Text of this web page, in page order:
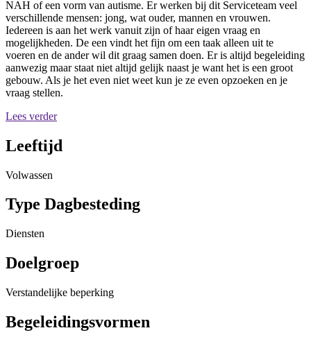
NAH of een vorm van autisme. Er werken bij dit Serviceteam veel
verschillende mensen: jong, wat ouder, mannen en vrouwen.
Iedereen is aan het werk vanuit zijn of haar eigen vraag en
mogelijkheden. De een vindt het fijn om een taak alleen uit te
voeren en de ander wil dit graag samen doen. Er is altijd begeleiding
aanwezig maar staat niet altijd gelijk naast je want het is een groot
gebouw. Als je het even niet weet kun je ze even opzoeken en je
vraag stellen.
Lees verder
Leeftijd
Volwassen
Type Dagbesteding
Diensten
Doelgroep
Verstandelijke beperking
Begeleidingsvormen